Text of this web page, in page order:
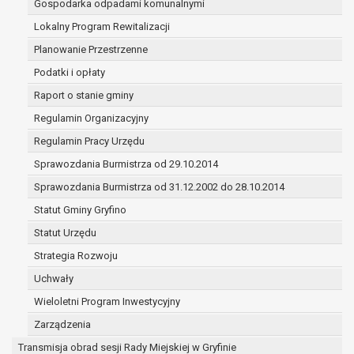
Gospodarka odpadami komunalnymi
Lokalny Program Rewitalizacji
Planowanie Przestrzenne
Podatki i opłaty
Raport o stanie gminy
Regulamin Organizacyjny
Regulamin Pracy Urzędu
Sprawozdania Burmistrza od 29.10.2014
Sprawozdania Burmistrza od 31.12.2002 do 28.10.2014
Statut Gminy Gryfino
Statut Urzędu
Strategia Rozwoju
Uchwały
Wieloletni Program Inwestycyjny
Zarządzenia
Transmisja obrad sesji Rady Miejskiej w Gryfinie
zawarcia i realizacji umów;
ochrony żywotnych interesów osoby, której
dane dotyczą, lub innej osoby fizycznej;
wykonania zadania realizowanego w interesie
publicznym lub w ramach sprawowania
władzy publicznej powierzonej
administratorowi;
w pozostałych przypadkach dane osobowe
przetwarzane są wyłącznie na podstawie
wcześniej udzielonej zgody w zakresie i celu
określonym w treści zgody.
W związku z przetwarzaniem danych w celu
wskazanym w pkt. 3, dane osobowe mogą być
udostępniane innym upoważnionym odbiorcom lub
kategoriom odbiorców danych osobowych.
Odbiorcami mogą być:
podmioty, które przetwarzają dane osobowe
w imieniu administratora na podstawie
przetwarzania danych osobowych;